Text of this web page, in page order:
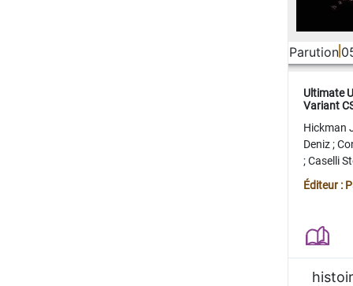
Parution
Ultimate
Variant
Hickman
Deniz;
;Caselli
Juan
Éditeur :